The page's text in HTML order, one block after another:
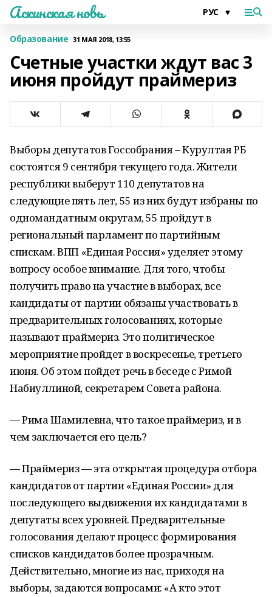
Аскинская новь
Образование 31 МАЯ 2018, 13:55
Счетные участки ждут вас 3
июня пройдут праймериз
Выборы депутатов Госсобрания – Курултая РБ
состоятся 9 сентября текущего года. Жители
республики выберут 110 депутатов на
следующие пять лет, 55 из них будут избраны по
одномандатным округам, 55 пройдут в
региональный парламент по партийным
спискам. ВПП «Единая Россия» уделяет этому
вопросу особое внимание. Для того, чтобы
получить право на участие в выборах, все
кандидаты от партии обязаны участвовать в
предварительных голосованиях, которые
называют праймериз. Это политическое
мероприятие пройдет в воскресенье, третьего
июня. Об этом пойдет речь в беседе с Римой
Набиуллиной, секретарем Совета района.
— Рима Шамилевна, что такое праймериз, и в
чем заключается его цель?
— Праймериз — эта открытая процедура отбора
кандидатов от партии «Единая России» для
последующего выдвижения их кандидатами в
депутаты всех уровней. Предварительные
голосования делают процесс формирования
списков кандидатов более прозрачным.
Действительно, многие из нас, приходя на
выборы, задаются вопросами: «А кто этот